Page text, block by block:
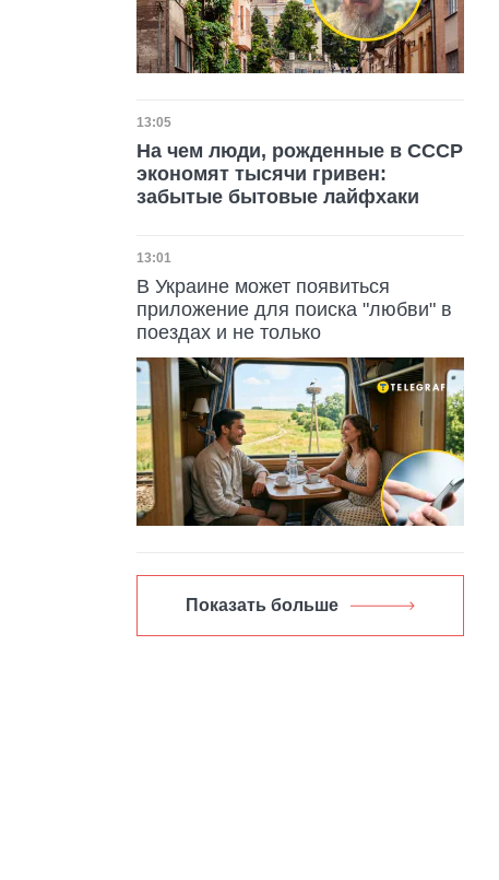
Дата публикации
13:05
На чем люди, рожденные в СССР
экономят тысячи гривен:
забытые бытовые лайфхаки
Дата публикации
13:01
В Украине может появиться
приложение для поиска "любви" в
поездах и не только
Показать больше